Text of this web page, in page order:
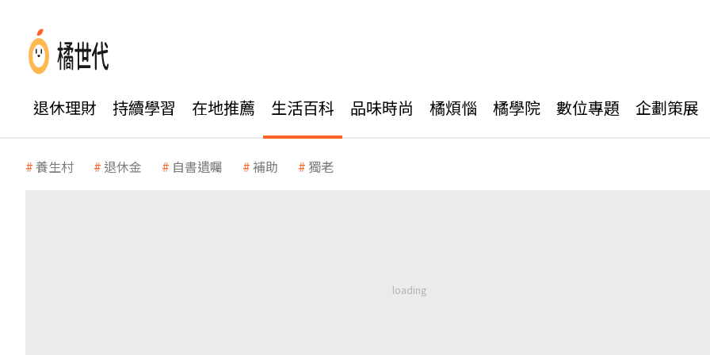
退休理財 持續學習 在地推薦 生活百科 品味時尚 橘煩惱 橘學院 數位專題 企劃策展
養生村 退休金 自書遺囑 補助 獨老